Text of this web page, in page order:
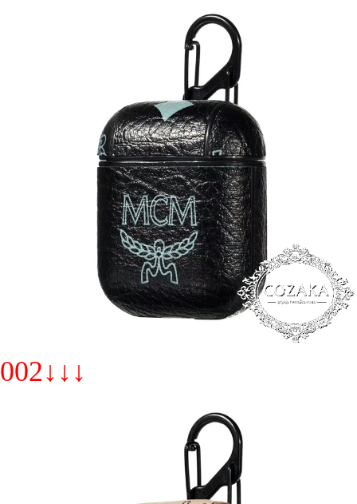
002↓↓↓